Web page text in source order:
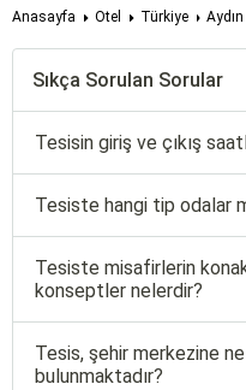
Anasayfa Otel Türkiye Aydın
Sıkça Sorulan Sorular
Tesisin giriş ve çıkış
Tesiste hangi tip odalar
Tesiste misafirlerin
konseptler nelerdir?
Tesis, şehir merkezine
bulunmaktadır?